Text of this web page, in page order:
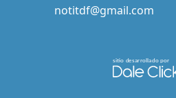
notitdf@gmail.com